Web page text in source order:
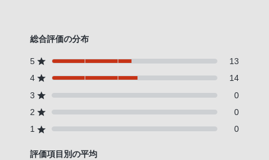
総合評価の分布
5
13
4
14
3
0
2
0
1
0
評価項目別の平均